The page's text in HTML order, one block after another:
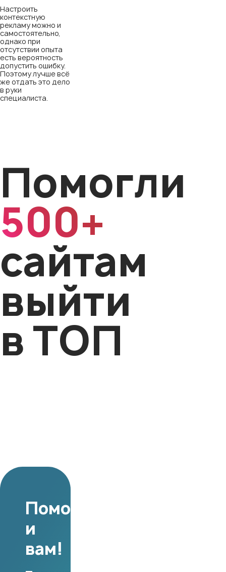
Настроить
контекстную
рекламу можно и
самостоятельно,
однако при
отсутствии опыта
есть вероятность
допустить ошибку.
Поэтому лучше всё
же отдать это дело
в руки
специалиста.
Помогли
500+
сайтам
выйти
в ТОП
Поможем
и
вам!